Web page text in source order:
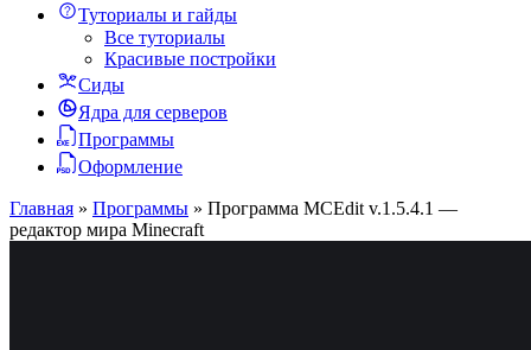
Туториалы и гайды
Все туториалы
Красивые постройки
Сиды
Ядра для серверов
Программы
Оформление
Главная » Программы » Программа MCEdit v.1.5.4.1 —
редактор мира Minecraft